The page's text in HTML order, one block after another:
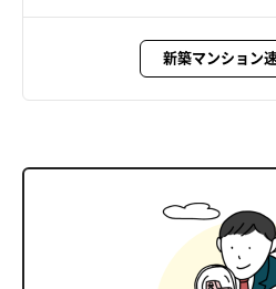
新築マンション